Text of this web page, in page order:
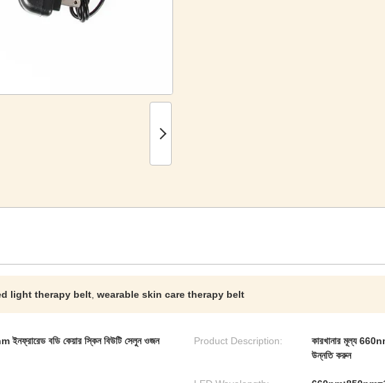
light therapy belt wearable skin care therapy belt
ইনফ্রারেড বডি কেয়ার স্কিন বিউটি সেলুন ওজন
Product Description:
কারখানার মূল্য
উন্নতি করুন